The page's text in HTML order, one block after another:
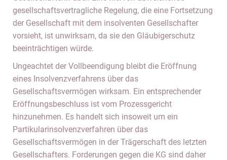
gesellschaftsvertragliche Regelung, die eine Fortsetzung
der Gesellschaft mit dem insolventen Gesellschafter
vorsieht, ist unwirksam, da sie den Gläubigerschutz
beeinträchtigen würde.
Ungeachtet der Vollbeendigung bleibt die Eröffnung
eines Insolvenzverfahrens über das
Gesellschaftsvermögen wirksam. Ein entsprechender
Eröffnungsbeschluss ist vom Prozessgericht
hinzunehmen. Es handelt sich insoweit um ein
Partikularinsolvenzverfahren über das
Gesellschaftsvermögen in der Trägerschaft des letzten
Gesellschafters. Forderungen gegen die KG sind daher